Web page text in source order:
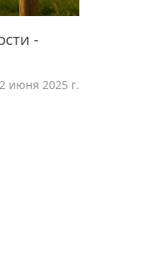
-
июня 2025 г.